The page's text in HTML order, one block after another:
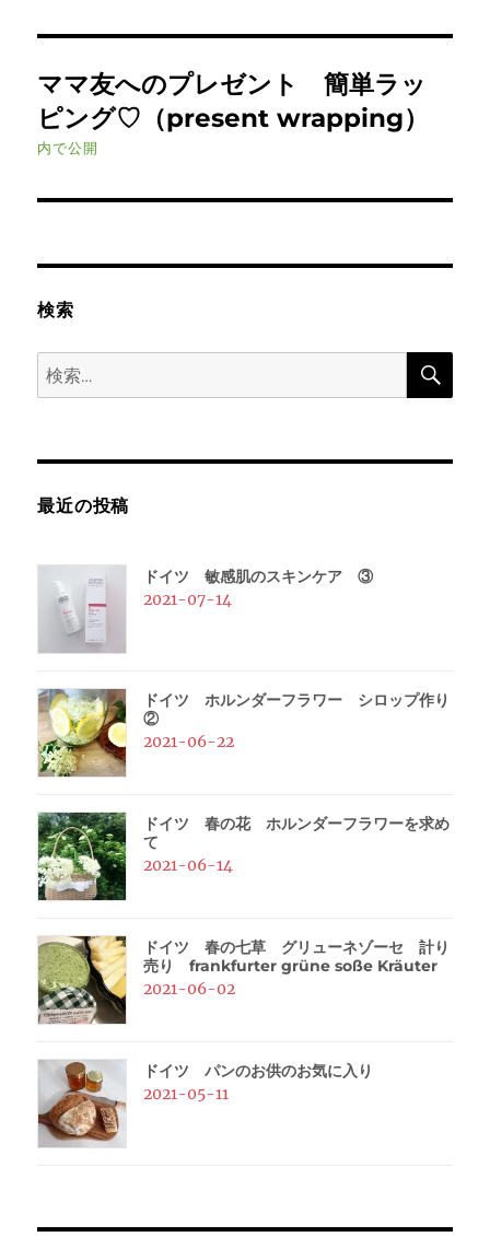
稿
ナ
ビ
ョ
ママ友へのプレゼント 簡単ラッ
ピング♡（present wrapping）
内で公開
検索
検
索:
検
最近の投稿
ドイツ 敏感肌のスキンケア ③
2021-07-14
ドイツ ホルンダーフラワー シロップ作り
②
2021-06-22
ドイツ 春の花 ホルンダーフラワーを求め
て
2021-06-14
ドイツ 春の七草 グリューネゾーセ 計り
売り frankfurter grüne soße Kräuter
2021-06-02
ドイツ パンのお供のお気に入り
2021-05-11